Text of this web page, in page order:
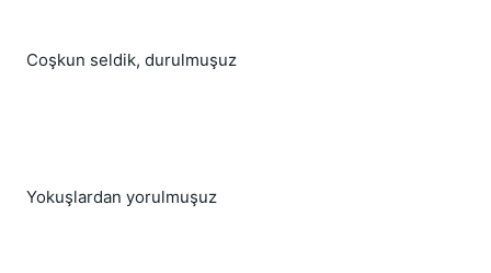
Coşkun seldik, durulmuşuz
Yokuşlardan yorulmuşuz